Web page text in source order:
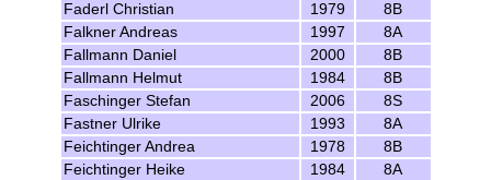
Faderl Christian
1979
8B
Falkner Andreas
1997
8A
Fallmann Daniel
2000
8B
Fallmann Helmut
1984
8B
Faschinger Stefan
2006
8S
Fastner Ulrike
1993
8A
Feichtinger Andrea
1978
8B
Feichtinger Heike
1984
8A